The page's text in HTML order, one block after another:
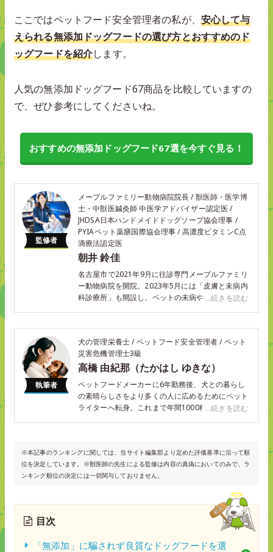
ここではペットフード安全管理者の私が、 安心して与
えられる無添加ドッグフードの選び方とおすすめのド
ッグフードを紹介します。
人気の無添加ドッグフード67商品を比較していますの
で、ぜひ参考にしてくださいね。
おすすめの無添加ドッグフード67選を今すぐ見る！
監修者
メープルファミリー動物病院院長 / 獣医師・医学博
士・中獣医鍼灸師 中医学アドバイザー認定医 /
JHDSA日本ハンドメイドドッグソープ協会理事 /
PYIAペット薬膳国際協会理事 / 高濃度ビタミンC点
滴療法認定医
朝井 鈴佳
...続きを読む
名古屋市で2021年9月に往診専門メープルファミリ
ー動物病院を開院。2023年5月には「皮膚と未病内
科診療所」も開設し、ペットの未病や高齢期ケアに
られており、当院では内科・皮膚科に加え、鍼灸・
漢方・アロマ・薬膳・再生医療などを取り入れ、心
身の両面からやさしく支える医療を大切にしていま
す。皮膚病にも力を入れており、ハンドメイド石鹸
往診専門で、通院が難しいご家族にも対応していま
す。小動物臨床歴は20年。これからも地域に根ざ
し、ペットとご家族の健やかな日々を支えてまいり
ます。
執筆者
犬の管理栄養士 / ペットフード安全管理者 / ペット
災害危機管理士3級
高橋 由紀那（たかはし ゆきな）
...続きを読む
ペットフードメーカーに6年勤務後、犬との暮らし
の素晴らしさをより多くの人に広めるためにペット
ライターへ転身。これまで年間1000種類以上のドッ
す！
※本記事のランキングに関しては、当サイト編集部より定めた評価基準に沿って順
位を決定しています。※獣医師の先生による監修は内容の真偽においてのみで、ラ
ンキング順位の決定には一切関与しておりません。
目次
「無添加」に騙されず良質なドッグフードを選